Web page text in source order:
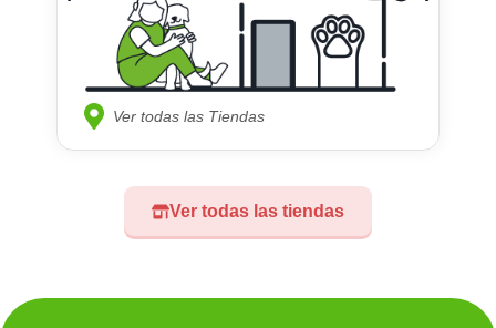
Ver todas las tiendas
Ver todas las Tiendas